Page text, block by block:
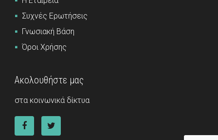
Συχνές Ερωτήσεις
Γνωσιακή Βάση
Όροι Χρήσης
Ακολουθήστε μας
στα κοινωνικά δίκτυα